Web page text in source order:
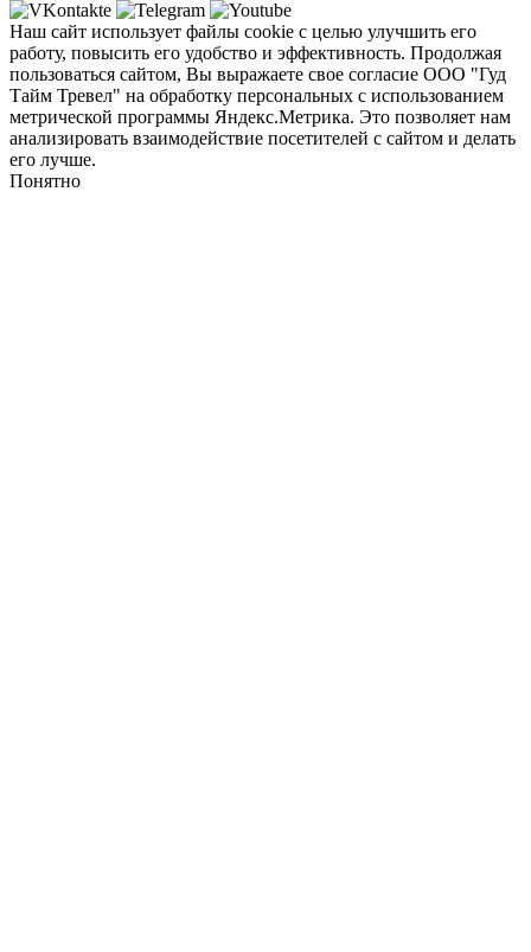
Наш сайт использует файлы cookie с целью улучшить его
работу, повысить его удобство и эффективность. Продолжая
пользоваться сайтом, Вы выражаете свое согласие ООО "Гуд
Тайм Тревел" на обработку персональных с использованием
метрической программы Яндекс.Метрика. Это позволяет нам
анализировать взаимодействие посетителей с сайтом и делать
его лучше.
Понятно